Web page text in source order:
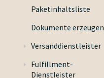
Paketinhaltsliste
Dokumente erzeugen
Versanddienstleister
Fulfillment-
Dienstleister